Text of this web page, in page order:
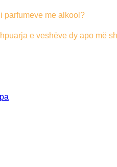
parfumeve me alkool?
e veshëve dy apo më